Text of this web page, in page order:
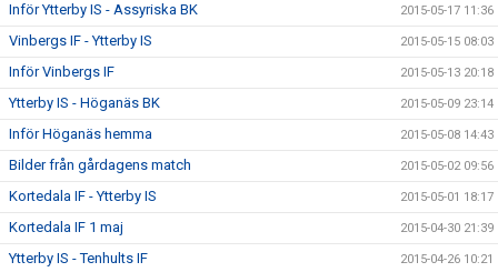
Inför Ytterby IS - Assyriska BK 2015-05-17 11:36
Vinbergs IF - Ytterby IS 2015-05-15 08:03
Inför Vinbergs IF 2015-05-13 20:18
Ytterby IS - Höganäs BK 2015-05-09 23:14
Inför Höganäs hemma 2015-05-08 14:43
Bilder från gårdagens match 2015-05-02 09:56
Kortedala IF - Ytterby IS 2015-05-01 18:17
Kortedala IF 1 maj 2015-04-30 21:39
Ytterby IS - Tenhults IF 2015-04-26 10:21